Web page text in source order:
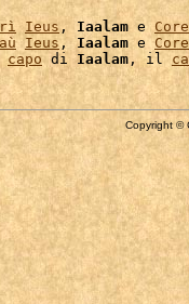
Ieus , Iaalam e Core
Ieus , Iaalam e Core
capo di Iaalam , il
Copyright ©